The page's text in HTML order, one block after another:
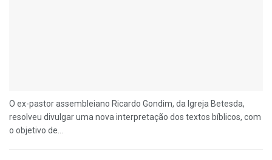
O ex-pastor assembleiano Ricardo Gondim, da Igreja Betesda,
resolveu divulgar uma nova interpretação dos textos bíblicos, com
o objetivo de...